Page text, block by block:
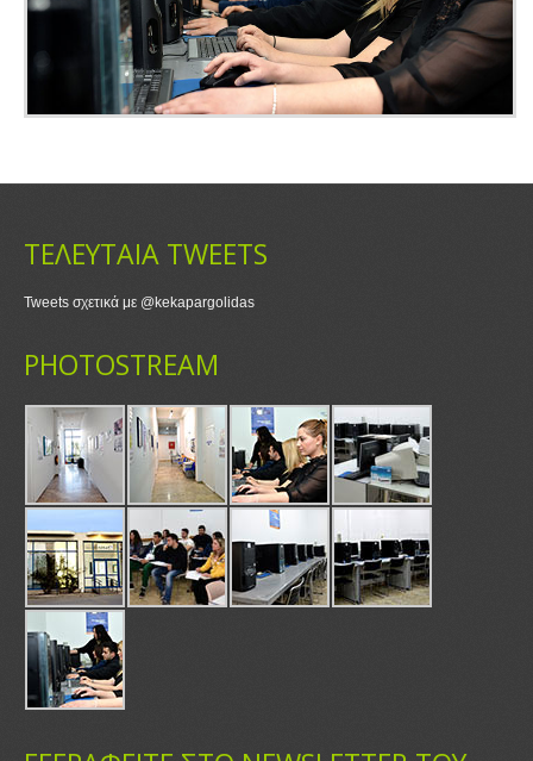
ΤΕΛΕΥΤΑΙΑ TWEETS
Tweets σχετικά με @kekapargolidas
PHOTOSTREAM